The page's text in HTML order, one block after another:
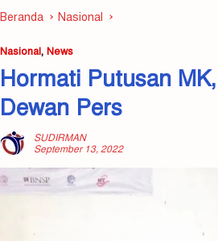
Beranda Nasional
Nasional, News
Hormati Putusan
Dewan Pers
SUDIRMAN
September 13, 2022